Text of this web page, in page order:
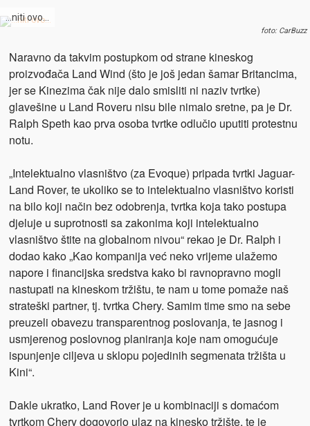
…niti ovo…
foto: CarBuzz
Naravno da takvim postupkom od strane kineskog
proizvođača Land Wind (što je još jedan šamar Britancima,
jer se Kinezima čak nije dalo smisliti ni naziv tvrtke)
glavešine u Land Roveru nisu bile nimalo sretne, pa je Dr.
Ralph Speth kao prva osoba tvrtke odlučio uputiti protestnu
notu.
„Intelektualno vlasništvo (za Evoque) pripada tvrtki Jaguar-
Land Rover, te ukoliko se to intelektualno vlasništvo koristi
na bilo koji način bez odobrenja, tvrtka koja tako postupa
djeluje u suprotnosti sa zakonima koji intelektualno
vlasništvo štite na globalnom nivou“ rekao je Dr. Ralph i
dodao kako „Kao kompanija već neko vrijeme ulažemo
napore i financijska sredstva kako bi ravnopravno mogli
nastupati na kineskom tržištu, te nam u tome pomaže naš
strateški partner, tj. tvrtka Chery. Samim time smo na sebe
preuzeli obavezu transparentnog poslovanja, te jasnog i
usmjerenog poslovnog planiranja koje nam omogućuje
ispunjenje ciljeva u sklopu pojedinih segmenata tržišta u
Kini“.
Dakle ukratko, Land Rover je u kombinaciji s domaćom
tvrtkom Chery dogovorio ulaz na kinesko tržište, te je